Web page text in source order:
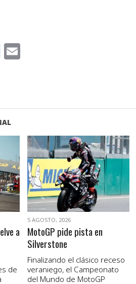
LinkedIn
a
de
VER NOTA
5 AGOSTO, 2026
MotoGP pide pista en
Silverstone
Finalizando el clásico receso
veraniego, el Campeonato
del Mundo de MotoGP